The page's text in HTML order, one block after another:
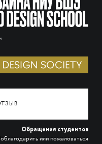
Обращения студентов
или пожаловаться